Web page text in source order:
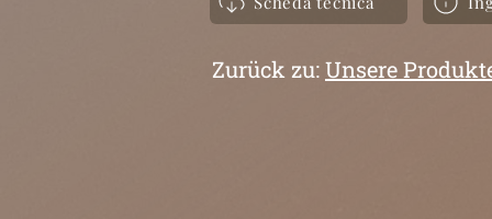
Zurück zu:Unsere